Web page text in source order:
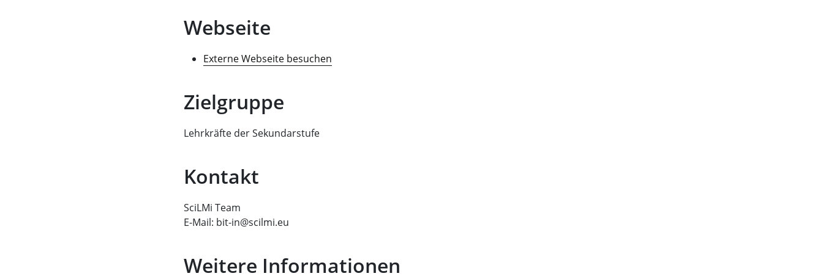
Webseite
Externe Webseite besuchen
Zielgruppe
Lehrkräfte der Sekundarstufe
Kontakt
SciLMi Team
E-Mail: bit-in@scilmi.eu
Weitere Informationen